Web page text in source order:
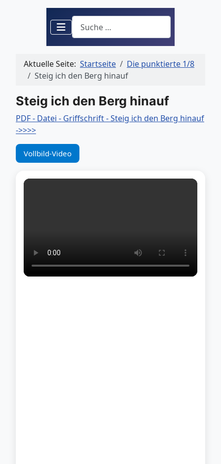
Suchen
Aktuelle Seite: Startseite
Die punktierte 1/8
Steig ich den Berg hinauf
Steig ich den Berg hinauf
PDF - Datei - Griffschrift - Steig ich den Berg hinauf
->>>>
Vollbild-Video